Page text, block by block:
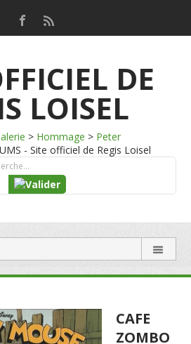
DE
LOISEL
> Hommage > Peter
- Site officiel de Regis Loisel
CAFE
ZOMBO